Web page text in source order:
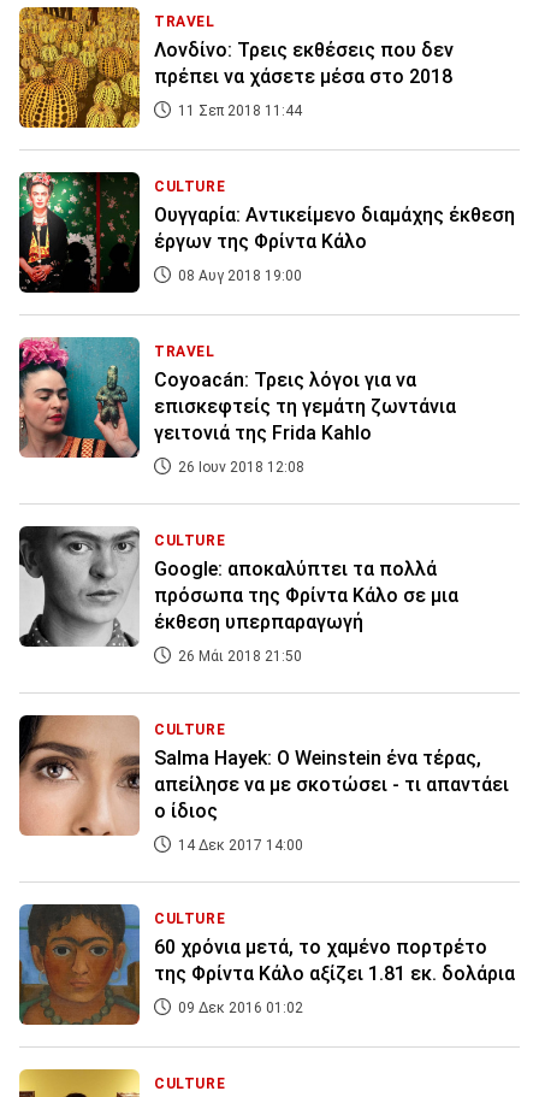
TRAVEL
Λονδίνο: Τρεις εκθέσεις που δεν
πρέπει να χάσετε μέσα στο 2018
11 Σεπ 2018 11:44
CULTURE
Ουγγαρία: Αντικείμενο διαμάχης έκθεση
έργων της Φρίντα Κάλο
08 Αυγ 2018 19:00
TRAVEL
Coyoacán: Τρεις λόγοι για να
επισκεφτείς τη γεμάτη ζωντάνια
γειτονιά της Frida Kahlo
26 Ιουν 2018 12:08
CULTURE
Google: αποκαλύπτει τα πολλά
πρόσωπα της Φρίντα Κάλο σε μια
έκθεση υπερπαραγωγή
26 Μάι 2018 21:50
CULTURE
Salma Hayek: Ο Weinstein ένα τέρας,
απείλησε να με σκοτώσει - τι απαντάει
ο ίδιος
14 Δεκ 2017 14:00
CULTURE
60 χρόνια μετά, το χαμένο πορτρέτο
της Φρίντα Κάλο αξίζει 1.81 εκ. δολάρια
09 Δεκ 2016 01:02
CULTURE